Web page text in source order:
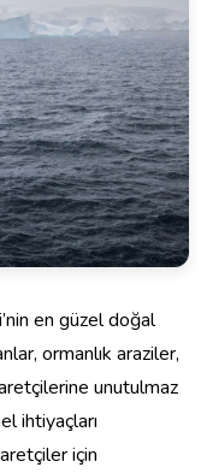
en güzel doğal
ormanlık araziler,
unutulmaz
ihtiyaçları
için